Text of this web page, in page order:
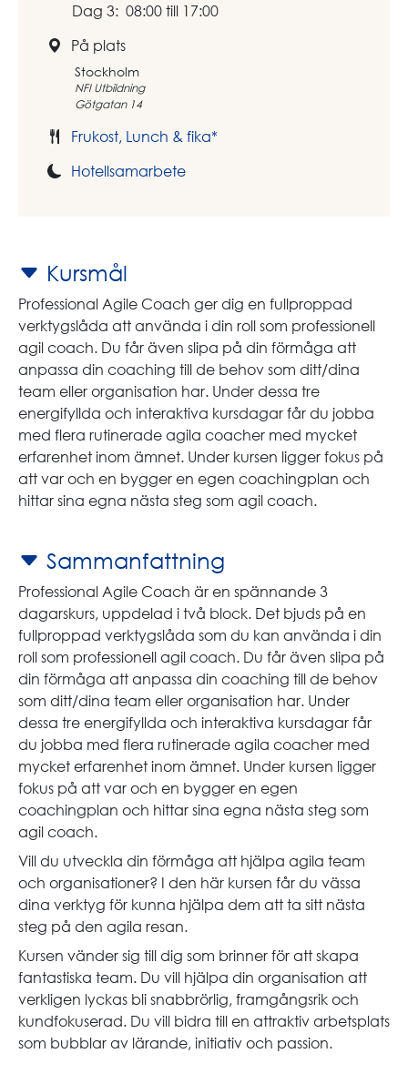
Dag 3: 08:00 till 17:00
På plats
Stockholm
NFI Utbildning
Götgatan 14
Frukost, Lunch & fika*
Hotellsamarbete
Kursmål
Professional Agile Coach ger dig en fullproppad
verktygslåda att använda i din roll som professionell
agil coach. Du får även slipa på din förmåga att
anpassa din coaching till de behov som ditt/dina
team eller organisation har. Under dessa tre
energifyllda och interaktiva kursdagar får du jobba
med flera rutinerade agila coacher med mycket
erfarenhet inom ämnet. Under kursen ligger fokus på
att var och en bygger en egen coachingplan och
hittar sina egna nästa steg som agil coach.
Sammanfattning
Professional Agile Coach är en spännande 3
dagarskurs, uppdelad i två block. Det bjuds på en
fullproppad verktygslåda som du kan använda i din
roll som professionell agil coach. Du får även slipa på
din förmåga att anpassa din coaching till de behov
som ditt/dina team eller organisation har. Under
dessa tre energifyllda och interaktiva kursdagar får
du jobba med flera rutinerade agila coacher med
mycket erfarenhet inom ämnet. Under kursen ligger
fokus på att var och en bygger en egen
coachingplan och hittar sina egna nästa steg som
agil coach.
Vill du utveckla din förmåga att hjälpa agila team
och organisationer? I den här kursen får du vässa
dina verktyg för kunna hjälpa dem att ta sitt nästa
steg på den agila resan.
Kursen vänder sig till dig som brinner för att skapa
fantastiska team. Du vill hjälpa din organisation att
verkligen lyckas bli snabbrörlig, framgångsrik och
kundfokuserad. Du vill bidra till en attraktiv arbetsplats
som bubblar av lärande, initiativ och passion.